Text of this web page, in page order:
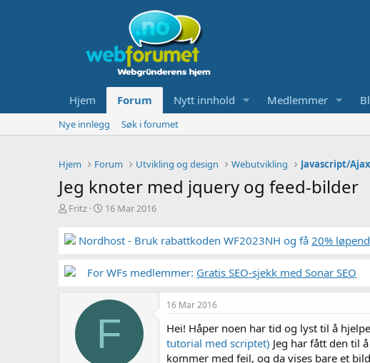
Hjem Forum Nytt innhold Medlemmer
Nye innlegg Søk i forumet
Hjem Forum Utvikling og design Webutvikling Javascript/Ajax
Jeg knoter med jquery og feed-bilder
T
å
d
t
Fritz
S
r
d
t
16 Mar 2016
Nordhost - Bruk rabattkoden WF2023NH og få 20%
For WFs medlemmer: Gratis SEO-sjekk med Sonar SEO
F
16 Mar 2016
Hei! Håper noen har tid og lyst til å
tutorial med scriptet) Jeg har fått den til
kommer med feil, og da vises bare et